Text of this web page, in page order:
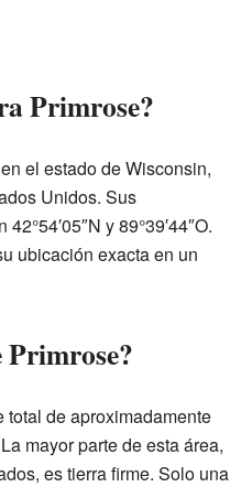
Primrose?
el estado de Wisconsin,
Unidos. Sus
y 89°39′44″O.
ubicación exacta en un
Primrose?
total de aproximadamente
mayor parte de esta área,
es tierra firme. Solo una